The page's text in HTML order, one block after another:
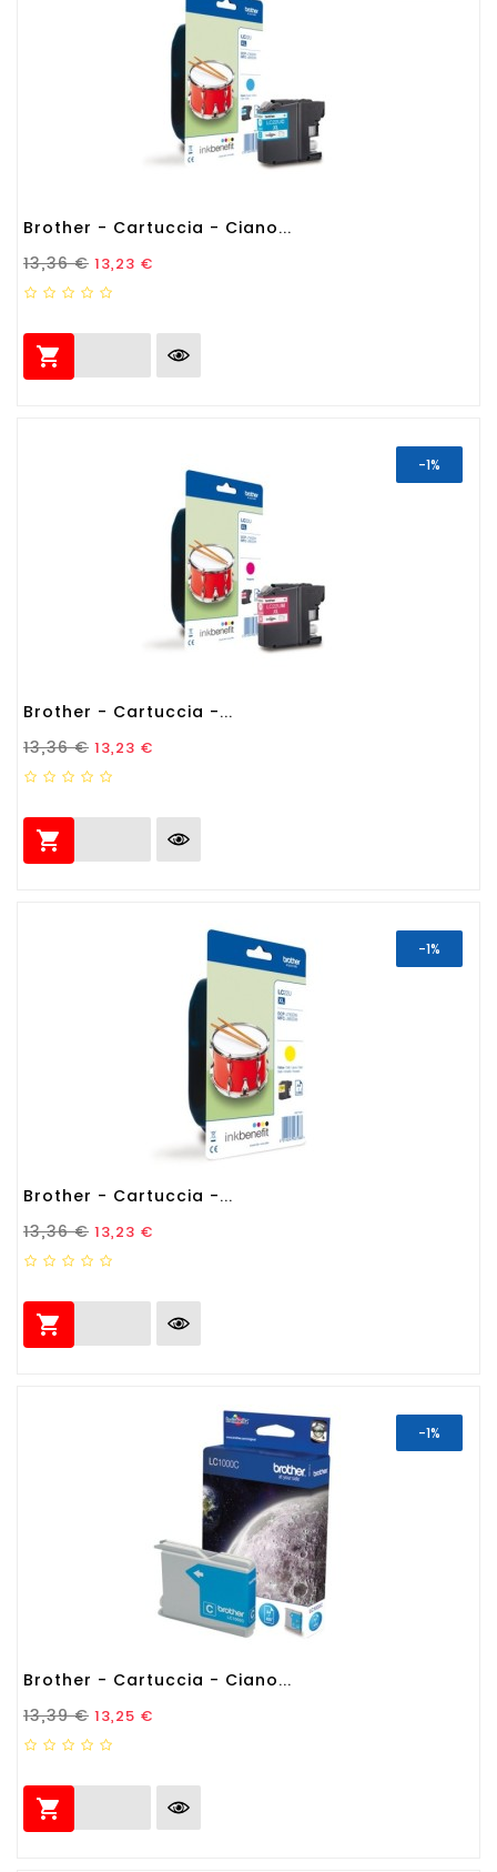
Brother - Cartuccia - Ciano...
Prezzo Standard
13,36 € Prezzo
13,23 €

-1%
Brother - Cartuccia -...
Prezzo Standard
13,36 € Prezzo
13,23 €

-1%
Brother - Cartuccia -...
Prezzo Standard
13,36 € Prezzo
13,23 €

-1%
Brother - Cartuccia - Ciano...
Prezzo Standard
13,39 € Prezzo
13,25 €
